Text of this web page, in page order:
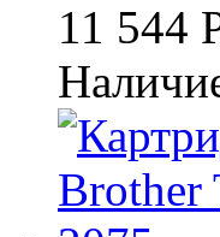
11 544